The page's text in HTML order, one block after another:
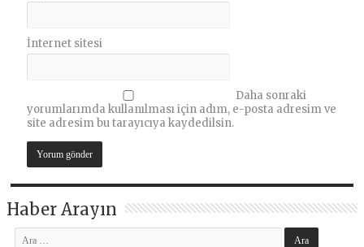
İnternet sitesi
Daha sonraki
yorumlarımda kullanılması için adım, e-posta adresim ve
site adresim bu tarayıcıya kaydedilsin.
Haber Arayın